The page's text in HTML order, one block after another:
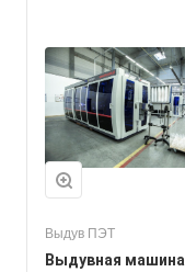
Выдув ПЭТ
Выдувная машина